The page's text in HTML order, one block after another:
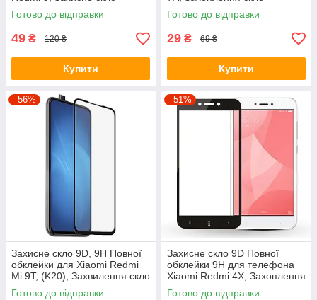
Готово до відправки
49 ₴ 120 ₴
Купити
Готово до відправки
29 ₴ 69 ₴
Купити
–56%
Захисне скло 9D, 9H Повної
обклейки для Xiaomi Redmi
Mi 9T, (K20), Захвилення скло
Готово до відправки
–51%
Захисне скло 9D Повної
обклейки 9H для телефона
Xiaomi Redmi 4X, Захоплення
скло ксіомі
Готово до відправки